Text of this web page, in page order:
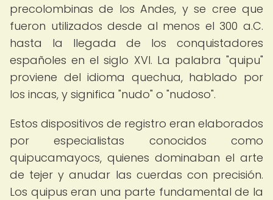
precolombinas de los Andes, y se cree que
fueron utilizados desde al menos el 300 a.C.
hasta la llegada de los conquistadores
españoles en el siglo XVI. La palabra "quipu"
proviene del idioma quechua, hablado por
los incas, y significa "nudo" o "nudoso".
Estos dispositivos de registro eran elaborados
por especialistas conocidos como
quipucamayocs, quienes dominaban el arte
de tejer y anudar las cuerdas con precisión.
Los quipus eran una parte fundamental de la